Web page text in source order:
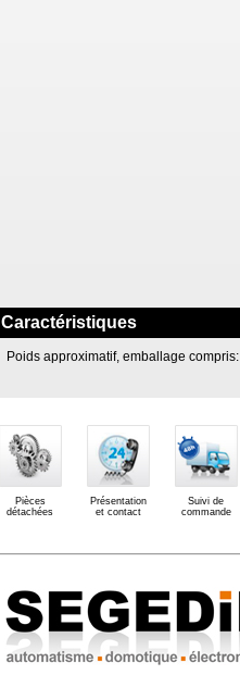
Caractéristiques
Poids approximatif, emballage compris:
Pièces
détachées
Présentation
et contact
Suivi de
commande